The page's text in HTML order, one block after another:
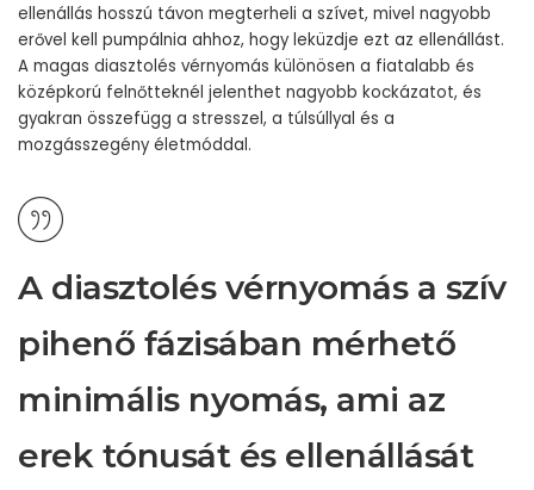
ellenállás hosszú távon megterheli a szívet, mivel nagyobb
erővel kell pumpálnia ahhoz, hogy leküzdje ezt az ellenállást.
A magas diasztolés vérnyomás különösen a fiatalabb és
középkorú felnőtteknél jelenthet nagyobb kockázatot, és
gyakran összefügg a stresszel, a túlsúllyal és a
mozgásszegény életmóddal.
A diasztolés vérnyomás a szív
pihenő fázisában mérhető
minimális nyomás, ami az
erek tónusát és ellenállását